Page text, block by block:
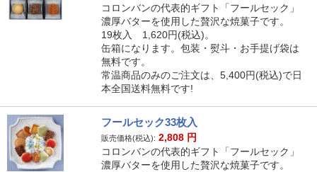
コロンバンの代表的ギフト「フールセック」
濃厚バターを使用した贅沢な焼菓子です。
19枚入 1,620円(税込)。
缶箱になります。包装・熨斗・お手提げ袋は
無料です。
常温商品のみのご注文は、5,400円(税込)で日
本全国送料無料です!
フールセック33枚入
販売価格(税込): 2,808 円
コロンバンの代表的ギフト「フールセック」
濃厚バターを使用した贅沢な焼菓子です。